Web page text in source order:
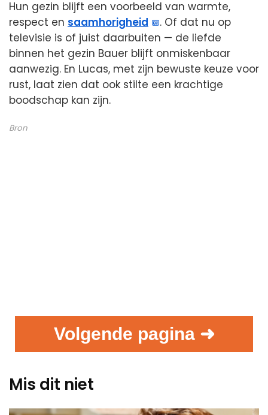
Hun gezin blijft een voorbeeld van warmte,
respect en saamhorigheid
. Of dat nu op
televisie is of juist daarbuiten — de liefde
binnen het gezin Bauer blijft onmiskenbaar
aanwezig. En Lucas, met zijn bewuste keuze voor
rust, laat zien dat ook stilte een krachtige
boodschap kan zijn.
Bron
Volgende pagina ➜
Mis dit niet